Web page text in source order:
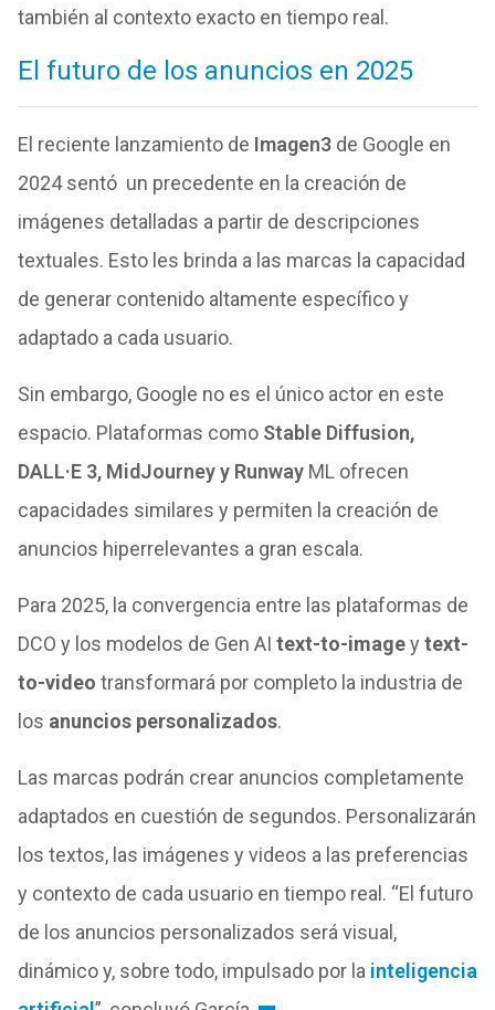
también al contexto exacto en tiempo real.
El futuro de los anuncios en 2025
El reciente lanzamiento de Imagen3de Google en
2024 sentó un precedente en la creación de
imágenes detalladas a partir de descripciones
textuales. Esto les brinda a las marcas la capacidad
de generar contenido altamente específico y
adaptado a cada usuario.
Sin embargo, Google no es el único actor en este
espacio. Plataformas comoStable Diffusion,
DALL·E 3, MidJourney y RunwayML ofrecen
capacidades similares y permiten la creación de
anuncios hiperrelevantes a gran escala.
Para 2025, la convergencia entre las plataformas de
DCO y los modelos de Gen AI text-to-imagey text-
to-video transformará por completo la industria de
los anuncios personalizados.
Las marcas podrán crear anuncios completamente
adaptados en cuestión de segundos. Personalizarán
los textos, las imágenes y videos a las preferencias
y contexto de cada usuario en tiempo real. “El futuro
de los anuncios personalizados será visual,
dinámico y, sobre todo, impulsado por la inteligencia